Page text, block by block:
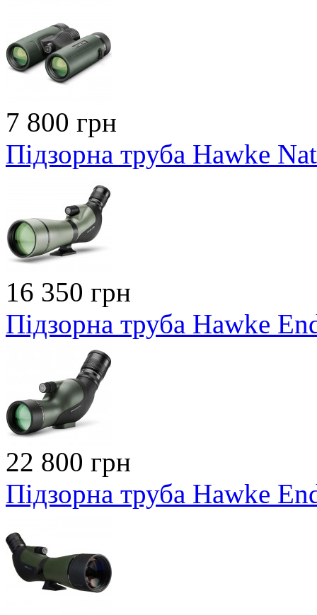
7 800 грн
Підзорна труба Hawke
16 350 грн
Підзорна труба Hawke
22 800 грн
Підзорна труба Hawke